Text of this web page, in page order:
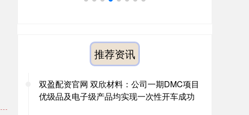
推荐资讯
双盈配资官网 双欣材料：公司一期DMC项目
优级品及电子级产品均实现一次性开车成功